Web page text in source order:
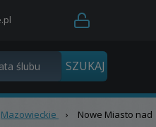
Mazowieckie ›
Nowe Miasto nad